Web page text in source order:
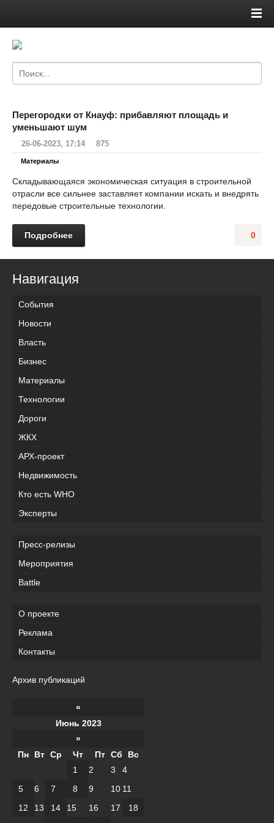
Перегородки от Кнауф: прибавляют площадь и
уменьшают шум
26-06-2023, 17:14 875
Материалы
Складывающаяся экономическая ситуация в строительной
отрасли все сильнее заставляет компании искать и внедрять
передовые строительные технологии.
0
Подробнее
Навигация
События
Новости
Власть
Бизнес
Материалы
Технологии
Дороги
ЖКХ
АРХ-проект
Недвижимость
Кто есть WHO
Эксперты
Пресс-релизы
Мероприятия
Battle
О проекте
Реклама
Контакты
Архив публикаций
«
Июнь 2023
»
Пн
Вт Ср Чт Пт Сб
Вс
1
2 3
4
5
6 7 8 9 10 11
12
13 14 15 16 17
18